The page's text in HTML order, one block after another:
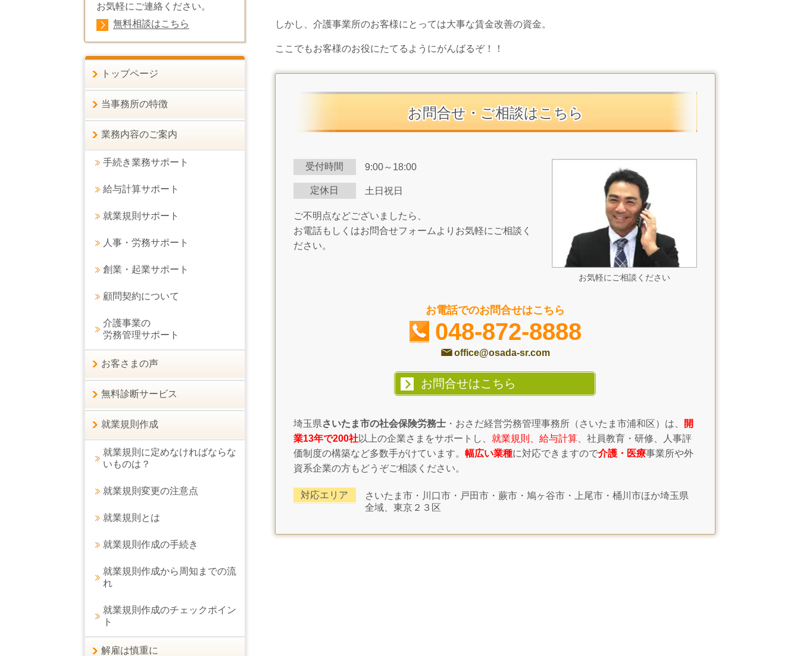
しかし、介護事業所のお客様にとっては大事な賃金改善の資金。
ここでもお客様のお役にたてるようにがんばるぞ！！
お問合せ・ご相談はこちら
お気軽にご相談ください
受付時間 9:00～18:00
定休日 土日祝日
ご不明点などございましたら、
お電話もしくはお問合せフォームよりお気軽にご相談く
ださい。
お電話でのお問合せはこちら
048-872-8888
office@osada-sr.com
お問合せはこちら
埼玉県さいたま市の社会保険労務士・おさだ経営労務管理事務所（さいたま市浦和区）は、
開
業13年で200社以上の企業さまをサポートし、 就業規則、給与計算、社員教育・研修、人事評
価制度の構築など多数手がけています。 幅広い業種に対応できますので介護・医療事業所や外
資系企業の方もどうぞご相談ください。
対応エリア
さいたま市・川口市・戸田市・蕨市・鳩ヶ谷市・上尾市・桶川市ほか埼玉県
全域、東京２３区
お気軽にご連絡ください。
無料相談はこちら
トップページ
当事務所の特徴
業務内容のご案内
手続き業務サポート
給与計算サポート
就業規則サポート
人事・労務サポート
創業・起業サポート
顧問契約について
介護事業の
労務管理サポート
お客さまの声
無料診断サービス
就業規則作成
就業規則に定めなければならな
いものは？
就業規則変更の注意点
就業規則とは
就業規則作成の手続き
就業規則作成から周知までの流
れ
就業規則作成のチェックポイン
ト
解雇は慎重に